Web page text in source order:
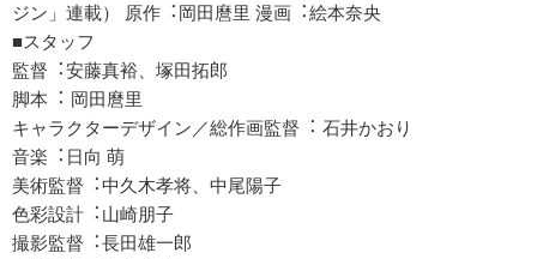
ジン」連載） 原作︓岡⽥麿⾥ 漫画︓絵本奈央
■スタッフ
監督︓安藤真裕、塚⽥拓郎
脚本︓ 岡⽥麿⾥
キャラクターデザイン／総作画監督︓ ⽯井かおり
⾳楽︓⽇向 萌
美術監督︓中久⽊孝将、中尾陽⼦
⾊彩設計︓⼭崎朋⼦
撮影監督︓⻑⽥雄⼀郎